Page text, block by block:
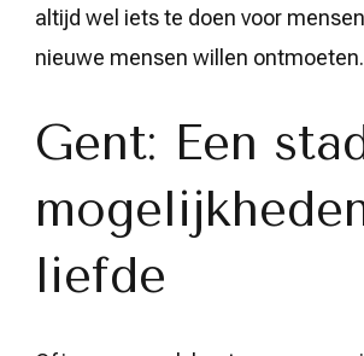
altijd wel iets te doen voor
nieuwe mensen willen ontmoeten.
Gent: Een
liefde